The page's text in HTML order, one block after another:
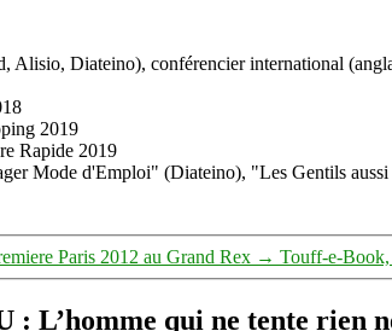
Alisio, Diateino), conférencier international
2019
Rapide 2019
Mode d'Emploi" (Diateino), "Les Gentils
Paris 2012 au Grand Rex → Touff-e-Book,
: L’homme qui ne tente rien